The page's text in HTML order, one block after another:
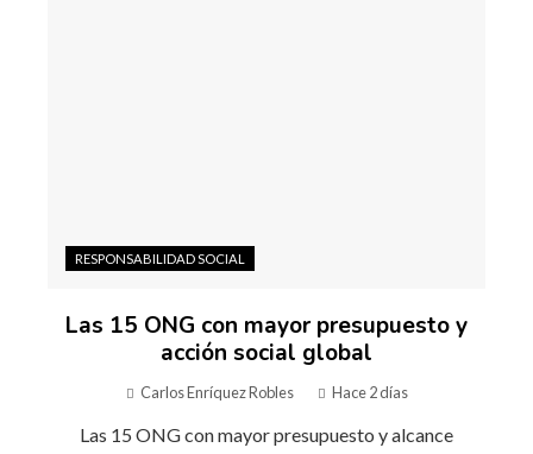
RESPONSABILIDAD SOCIAL
Las 15 ONG con mayor presupuesto y
acción social global
Carlos Enríquez Robles Hace 2 días
Las 15 ONG con mayor presupuesto y alcance